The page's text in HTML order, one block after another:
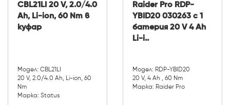
CBL21LI 20 V, 2.0/4.0
Ah, Li-ion, 60 Nm в
куфар
Модел: CBL21LI
20 V, 2.0/4.0 Ah, Li-ion, 60
Nm
Марка: Status
Raider Pro RDP-
YBID20 030263 с 1
батерия 20 V 4 Ah
Li-i..
Модел: RDP-YBID20
20 V, 4 Ah , 60 Nm
Марка: Raider Pro